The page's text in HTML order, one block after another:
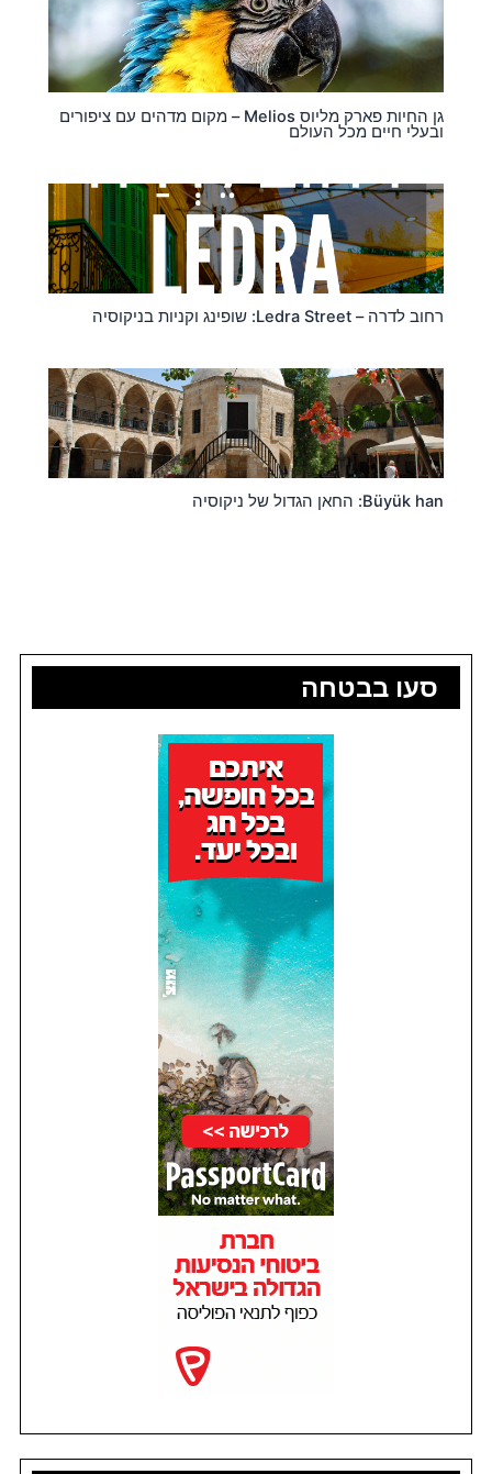
סעו בבטחה
גן החיות פארק מליוס Melios – מקום מדהים עם ציפורים
ובעלי חיים מכל העולם
רחוב לדרה – Ledra Street: שופינג וקניות בניקוסיה
Büyük han: החאן הגדול של ניקוסיה